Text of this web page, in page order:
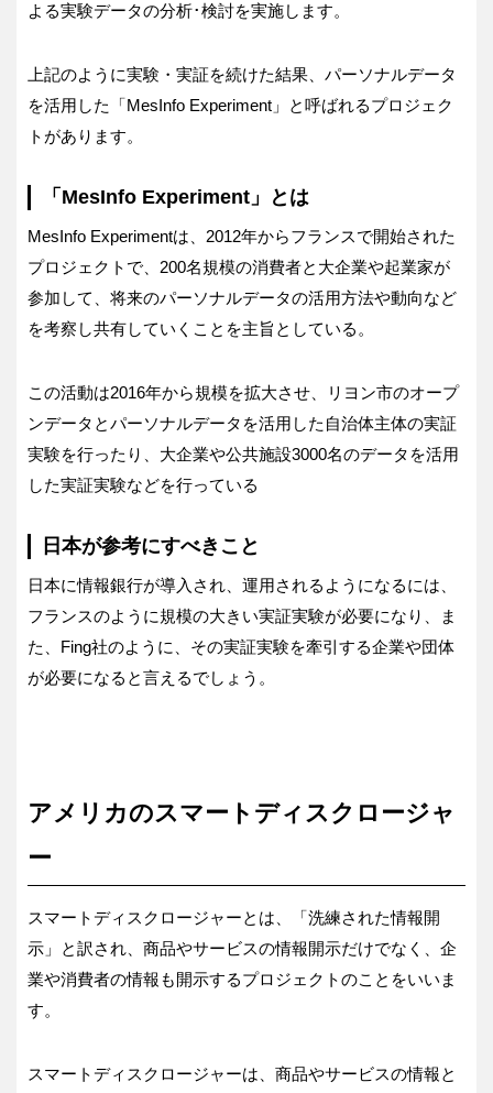
よる実験データの分析･検討を実施します。
上記のように実験・実証を続けた結果、パーソナルデータ
を活用した「MesInfo Experiment」と呼ばれるプロジェク
トがあります。
「MesInfo Experiment」とは
MesInfo Experimentは、2012年からフランスで開始された
プロジェクトで、200名規模の消費者と大企業や起業家が
参加して、将来のパーソナルデータの活用方法や動向など
を考察し共有していくことを主旨としている。
この活動は2016年から規模を拡大させ、リヨン市のオープ
ンデータとパーソナルデータを活用した自治体主体の実証
実験を行ったり、大企業や公共施設3000名のデータを活用
した実証実験などを行っている
日本が参考にすべきこと
日本に情報銀行が導入され、運用されるようになるには、
フランスのように規模の大きい実証実験が必要になり、ま
た、Fing社のように、その実証実験を牽引する企業や団体
が必要になると言えるでしょう。
アメリカのスマートディスクロージャ
ー
スマートディスクロージャーとは、「洗練された情報開
示」と訳され、商品やサービスの情報開示だけでなく、企
業や消費者の情報も開示するプロジェクトのことをいいま
す。
スマートディスクロージャーは、商品やサービスの情報と